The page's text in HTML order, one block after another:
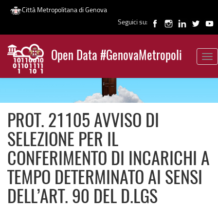
Salta
contenuto
principale
Città Metropolitana di Genova
Seguici su:
Open Data #GenovaMetropoli
News
PROT. 21105 AVVISO DI
SELEZIONE PER IL
CONFERIMENTO DI INCARICHI A
TEMPO DETERMINATO AI SENSI
DELL’ART. 90 DEL D.LGS